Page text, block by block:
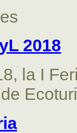
2018
la I